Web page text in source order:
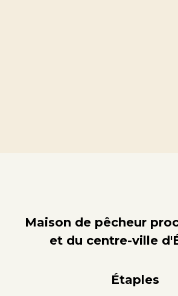
Maison de pêcheur
et du centre-ville
Étaples